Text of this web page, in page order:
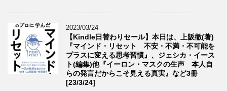
2023/03/24
【Kindle日替わりセール】本日は、上阪徹(著)
『マインド・リセット 不安・不満・不可能を
プラスに変える思考習慣』、ジェシカ・イース
ト(編集)他『イーロン・マスクの生声 本人自
らの発言だからこそ見える真実』など3冊
[23/3/24]